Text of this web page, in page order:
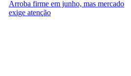
Arroba firme em junho, mas mercado
exige atenção